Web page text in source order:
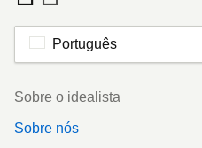
Português
Footer
Sobre o idealista
Sobre nós